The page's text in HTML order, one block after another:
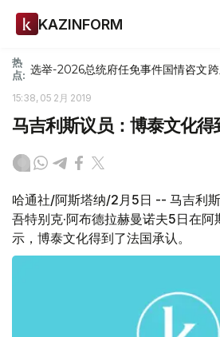
KAZINFORM
热
点: 选举-2026总统府任免事件国情咨文
15:38, 05 2月 2019
马吉利斯议员：博泰文化
哈通社/阿斯塔纳/2月5日 -- 马吉利
吾特别克·阿布德拉赫曼诺夫5日在
示，博泰文化得到了法国承认。